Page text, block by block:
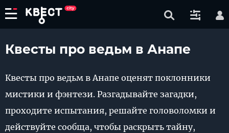
Квесты про ведьм в Анапе
Квесты про ведьм в Анапе оценят поклонники
мистики и фэнтези. Разгадывайте загадки,
проходите испытания, решайте головоломки и
действуйте сообща, чтобы раскрыть тайну,